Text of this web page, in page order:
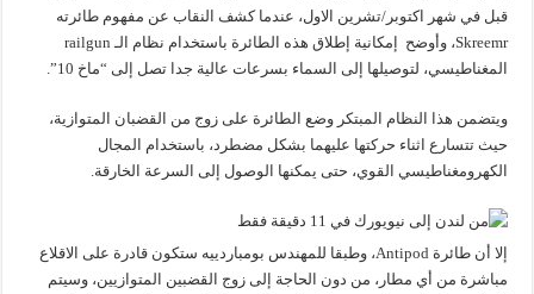
قبل في شهر اكتوبر/تشرين الاول، عندما كشف النقاب عن مفهوم طائرته
Skreemr، وأوضح إمكانية إطلاق هذه الطائرة باستخدام نظام الـ railgun
المغناطيسي، لتوصيلها إلى السماء بسرعات عالية جدا تصل إلى “ماخ 10”.
ويتضمن هذا النظام المبتكر وضع الطائرة على زوج من القضبان المتوازية،
حيث تتسارع اثناء حركتها عليهما بشكل مضطرد، باستخدام المجال
الكهرومغناطيسي القوي، حتى يمكنها الوصول إلى السرعة الخارقة.
إلا أن طائرة Antipod، وطبقا للمهندس بومباردييه ستكون قادرة على الاقلاع
مباشرة من أي مطار، من دون الحاجة إلى زوج القضبين المتوازيين، وسيتم